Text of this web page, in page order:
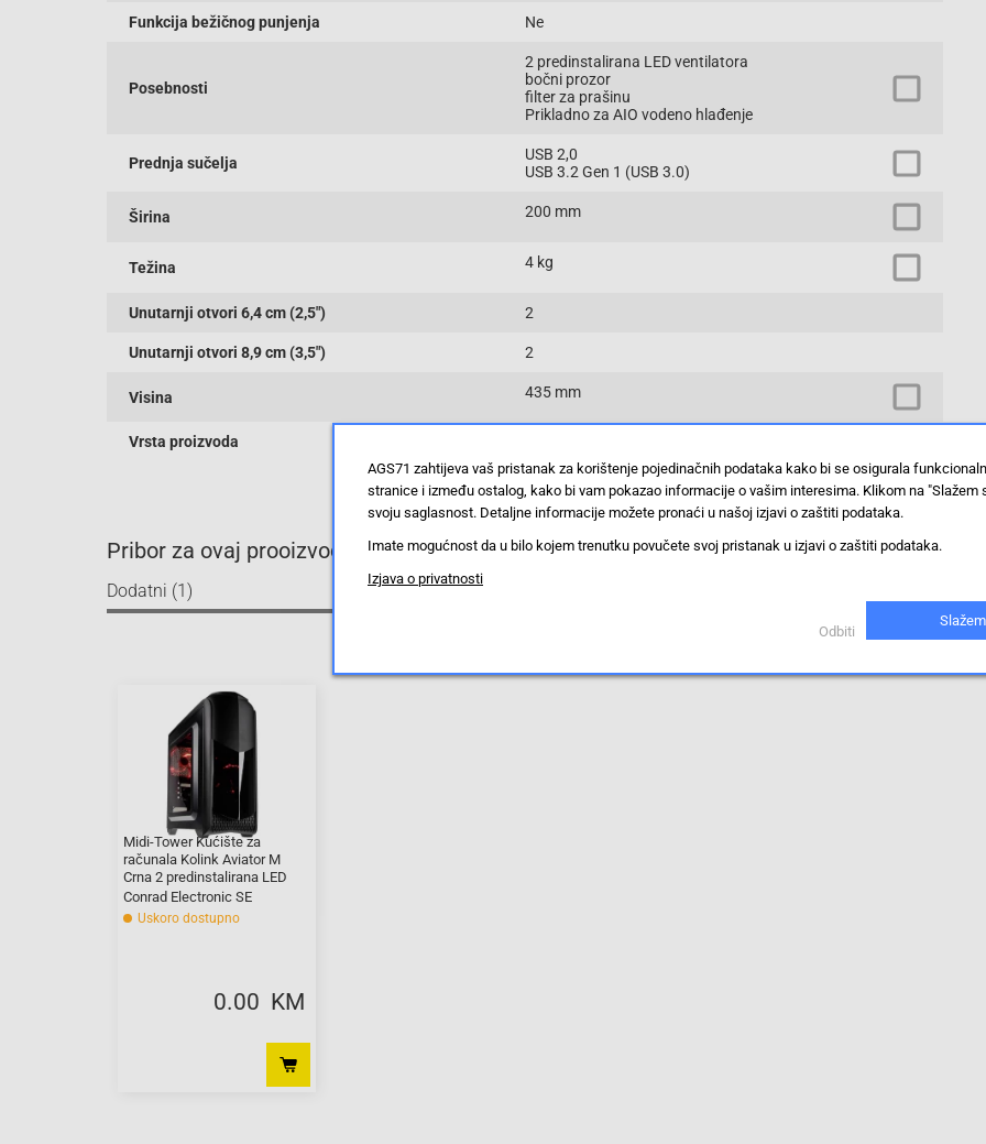
Funkcija bežičnog punjenja Ne
Posebnosti
2 predinstalirana LED ventilatora
bočni prozor
filter za prašinu
Prikladno za AIO vodeno hlađenje
Prednja sučelja
USB 2,0
USB 3.2 Gen 1 (USB 3.0)
Širina 200 mm
Težina 4 kg
Unutarnji otvori 6,4 cm (2,5") 2
Unutarnji otvori 8,9 cm (3,5") 2
Visina 435 mm
Vrsta proizvoda
Prikaži proizvode sa istim vrijednostima
Pribor za ovaj prooizvod
Dodatni (1)
Midi-Tower Kućište za
računala Kolink Aviator M
Crna 2 predinstalirana LED
ventilatora, Bočni prozor, Filter
prašine, Prikladno
Conrad Electronic SE
Uskoro dostupno
0.00 KM
AGS71 zahtijeva vaš pristanak za korištenje pojedinačnih podataka kako bi se osigurala
stranice i između ostalog, kako bi vam pokazao informacije o vašim interesima. Klikom na "Slažem
svoju saglasnost. Detaljne informacije možete pronaći u našoj izjavi o zaštiti podataka.
Imate mogućnost da u bilo kojem trenutku povučete svoj pristanak u izjavi o zaštiti podataka.
Izjava o privatnosti
Odbiti